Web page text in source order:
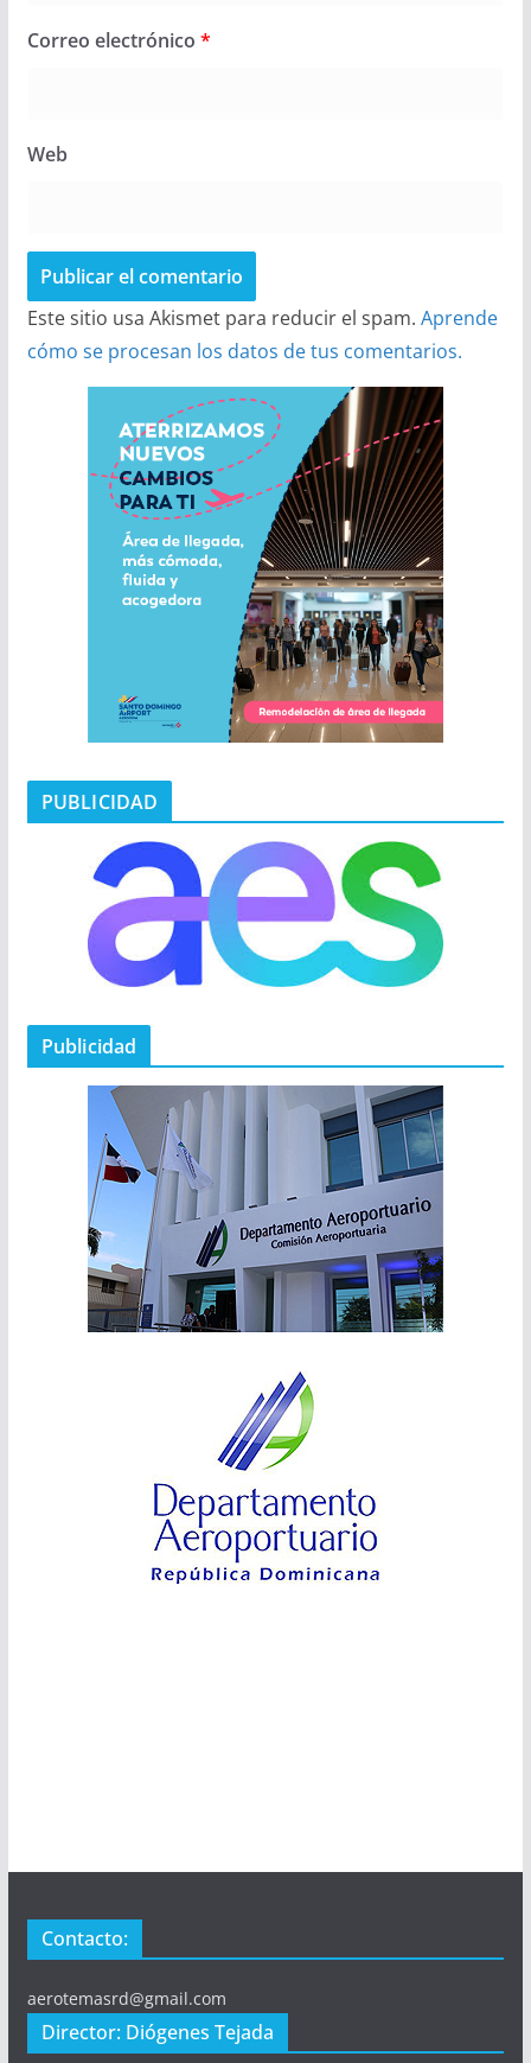
Correo electrónico *
Web
Este sitio usa Akismet para reducir el spam. Aprende
cómo se procesan los datos de tus comentarios.
PUBLICIDAD
Publicidad
Contacto:
aerotemasrd@gmail.com
Director: Diógenes Tejada